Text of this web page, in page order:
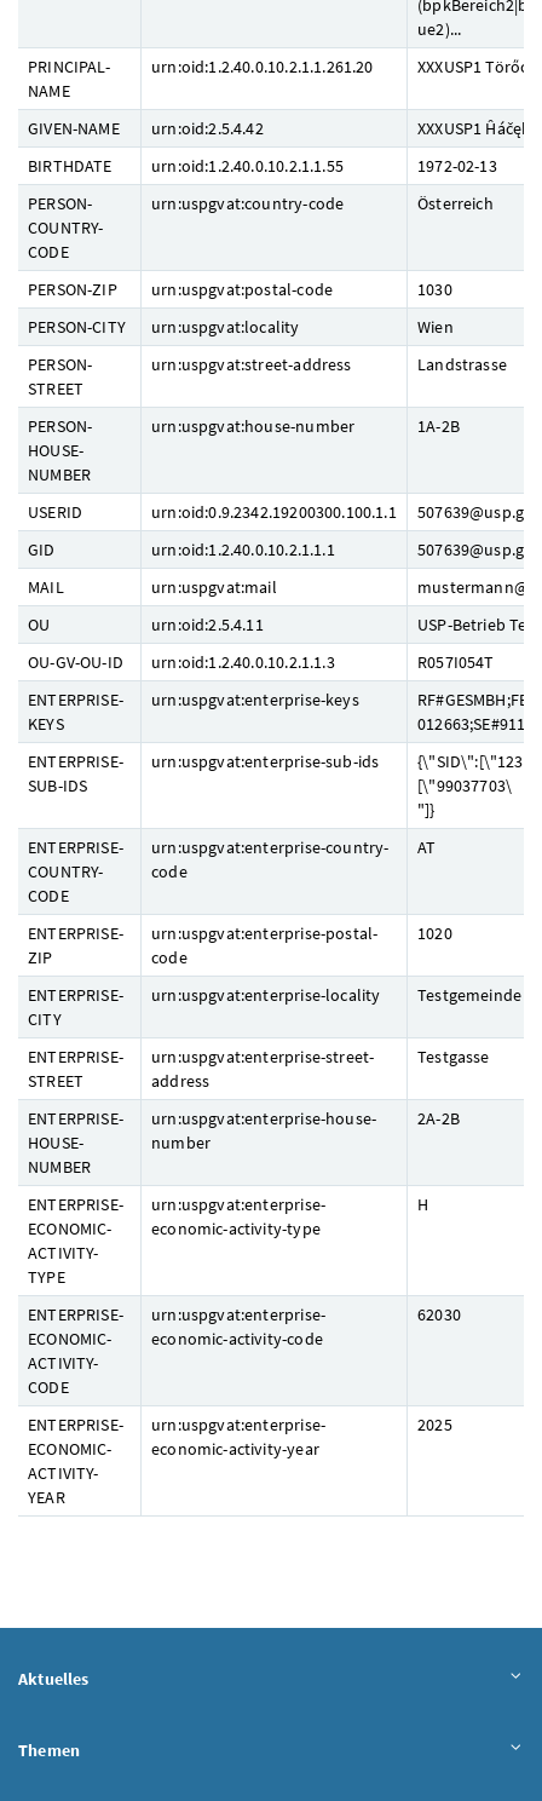
ue2)...
PRINCIPAL-
NAME
urn:oid:1.2.40.0.10.2.1.1.261.20 XXXUSP1
GIVEN-NAME urn:oid:2.5.4.42
XXXUSP1 Ĥáčęk
BIRTHDATE
urn:oid:1.2.40.0.10.2.1.1.55
1972-02-13
PERSON-
COUNTRY-
CODE
urn:uspgvat:country-code Österreich
PERSON-ZIP urn:uspgvat:postal-code
1030
PERSON-CITY
urn:uspgvat:locality
Wien
PERSON-
STREET
urn:uspgvat:street-address Landstrasse
PERSON-
HOUSE-
NUMBER
urn:uspgvat:house-number 1A-2B
USERID urn:oid:0.9.2342.19200300.100.1.1
GID
urn:oid:1.2.40.0.10.2.1.1.1
MAIL
urn:uspgvat:mail
OU
urn:oid:2.5.4.11
USP-Betrieb
OU-GV-OU-ID
urn:oid:1.2.40.0.10.2.1.1.3
R057I054T
ENTERPRISE-
KEYS
urn:uspgvat:enterprise-keys
ENTERPRISE-
SUB-IDS
urn:uspgvat:enterprise-sub-ids
[\"99037703\
"]}
ENTERPRISE-
COUNTRY-
CODE
urn:uspgvat:enterprise-country-
code
AT
ENTERPRISE-
ZIP
urn:uspgvat:enterprise-postal-
code
1020
ENTERPRISE-
CITY
urn:uspgvat:enterprise-locality Testgemeinde
ENTERPRISE-
STREET
urn:uspgvat:enterprise-street-
address
Testgasse
ENTERPRISE-
HOUSE-
NUMBER
urn:uspgvat:enterprise-house-
number
2A-2B
ENTERPRISE-
ECONOMIC-
ACTIVITY-
TYPE
urn:uspgvat:enterprise-
economic-activity-type
H
ENTERPRISE-
ECONOMIC-
ACTIVITY-
CODE
urn:uspgvat:enterprise-
economic-activity-code
62030
ENTERPRISE-
ECONOMIC-
ACTIVITY-
YEAR
urn:uspgvat:enterprise-
economic-activity-year
2025
Aktuelles
Themen